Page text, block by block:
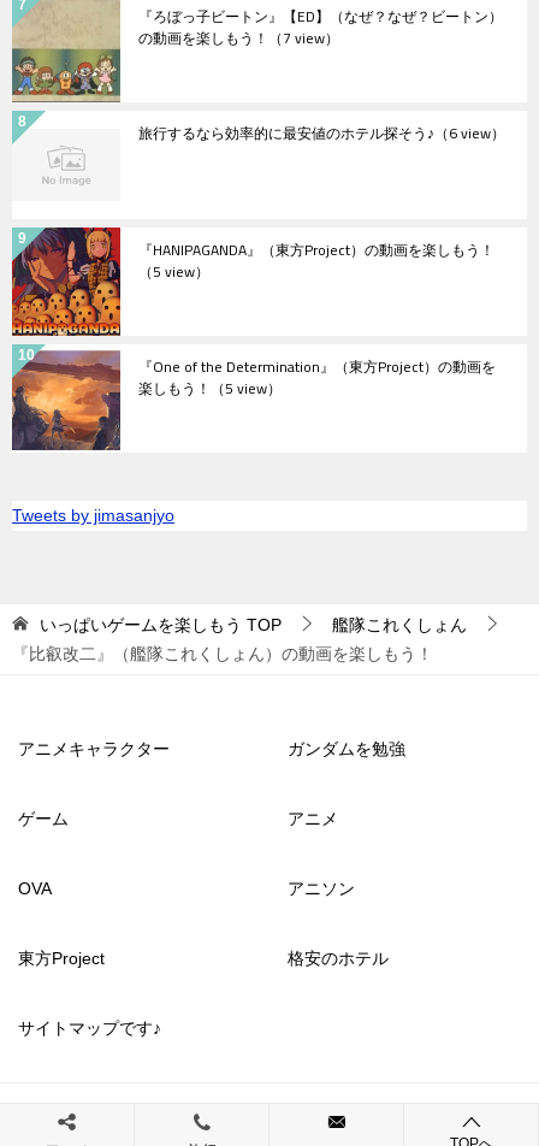
『ろぼっ子ビートン』【ED】（なぜ？なぜ？ビートン）
の動画を楽しもう！ （7 view）
旅行するなら効率的に最安値のホテル探そう♪ （6 view）
『HANIPAGANDA』（東方Project）の動画を楽しもう！
（5 view）
『One of the Determination』（東方Project）の動画を
楽しもう！ （5 view）
Tweets by jimasanjyo
いっぱいゲームを楽しもう TOP
艦隊これくしょん
『比叡改二』（艦隊これくしょん）の動画を楽しもう！
アニメキャラクター ガンダムを勉強
ゲーム アニメ
OVA アニソン
東方Project 格安のホテル
サイトマップです♪
© 2017 いっぱいゲームを楽しもう